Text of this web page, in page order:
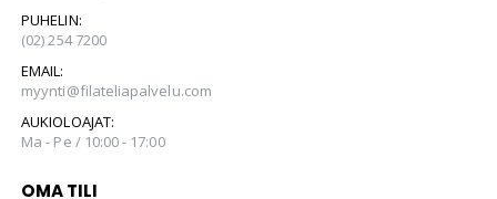
PUHELIN:
(02) 254 7200
EMAIL:
myynti@filateliapalvelu.com
AUKIOLOAJAT:
Ma - Pe / 10:00 - 17:00
OMA TILI